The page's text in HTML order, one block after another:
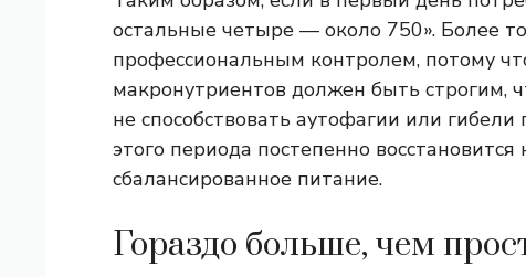
остальные четыре — около 750». Более
профессиональным контролем, потому
макронутриентов должен быть строгим,
не способствовать аутофагии или
этого периода постепенно
сбалансированное питание.
Гораздо больше, чем